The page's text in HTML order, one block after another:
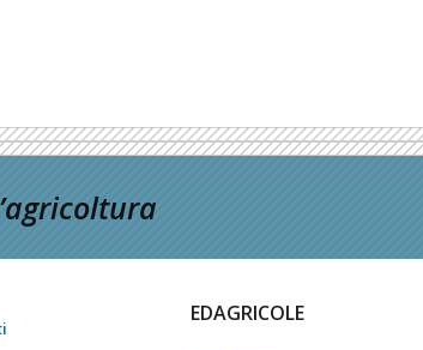
EDAGRICOLE